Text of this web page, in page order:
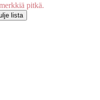
pitkä.
lista